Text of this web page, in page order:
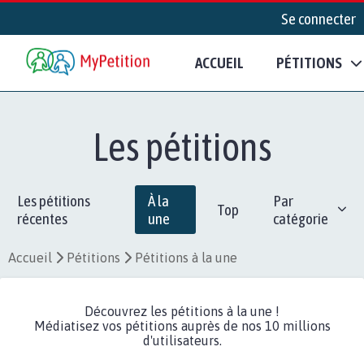
Se connecter
ACCUEIL PÉTITIONS
Les pétitions
Les pétitions
récentes
À la
une
Top
Par
catégorie
Accueil Pétitions Pétitions à la une
Découvrez les pétitions à la une !
Médiatisez vos pétitions auprès de nos 10 millions
d'utilisateurs.